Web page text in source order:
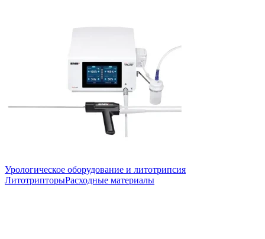
Урологическое оборудование и литотрипсия
ЛитотрипторыРасходные материалы